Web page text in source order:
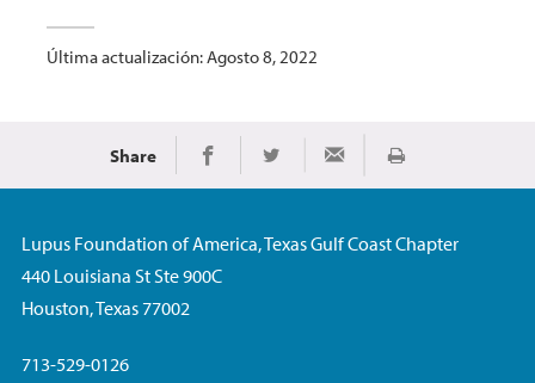
Última actualización: Agosto 8, 2022
Share Share on Facebook
Share on TwitterShare via EmailImprimir
Lupus Foundation of America, Texas Gulf Coast Chapter
440 Louisiana St Ste 900C
Houston, Texas 77002
713-529-0126